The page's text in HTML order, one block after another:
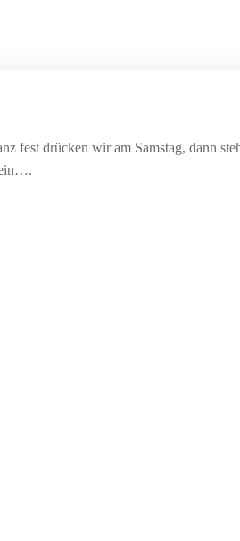
fest drücken wir am Samstag, dann